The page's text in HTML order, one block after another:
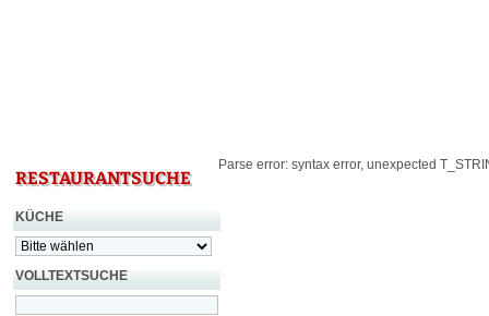
RESTAURANTSUCHE
KÜCHE
VOLLTEXTSUCHE
Parse error: syntax error, unexpected